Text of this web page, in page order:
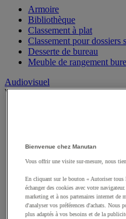
Armoire
Bibliothèque
Classement à plat
Classement pour dossiers
Desserte de bureau
Meuble de rangement
Audiovisuel
Voir toute la catégorie
Éclairage studio et
Matériel de projection et
Sonorisation et
Studio Web radio et vidéo
Système d'affichage
Télévision, lecteur DVD
Bienvenue chez Manutan
Vous offrir une visite sur-mesure, nous
En cliquant sur le bouton « Autoriser
échanger des cookies avec votre
marketing et à nos partenaires internet de
d'analyser vos préférences d'achats. Nous
plus adaptés à vos besoins et de la